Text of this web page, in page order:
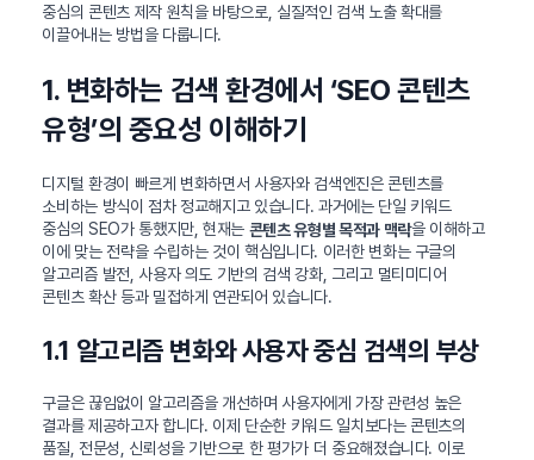
중심의 콘텐츠 제작 원칙을 바탕으로, 실질적인 검색 노출 확대를
이끌어내는 방법을 다룹니다.
1. 변화하는 검색 환경에서 ‘SEO 콘텐츠
유형’의 중요성 이해하기
디지털 환경이 빠르게 변화하면서 사용자와 검색엔진은 콘텐츠를
소비하는 방식이 점차 정교해지고 있습니다. 과거에는 단일 키워드
중심의 SEO가 통했지만, 현재는 콘텐츠 유형별 목적과 맥락을 이해하고
이에 맞는 전략을 수립하는 것이 핵심입니다. 이러한 변화는 구글의
알고리즘 발전, 사용자 의도 기반의 검색 강화, 그리고 멀티미디어
콘텐츠 확산 등과 밀접하게 연관되어 있습니다.
1.1 알고리즘 변화와 사용자 중심 검색의 부상
구글은 끊임없이 알고리즘을 개선하며 사용자에게 가장 관련성 높은
결과를 제공하고자 합니다. 이제 단순한 키워드 일치보다는 콘텐츠의
품질, 전문성, 신뢰성을 기반으로 한 평가가 더 중요해졌습니다. 이로